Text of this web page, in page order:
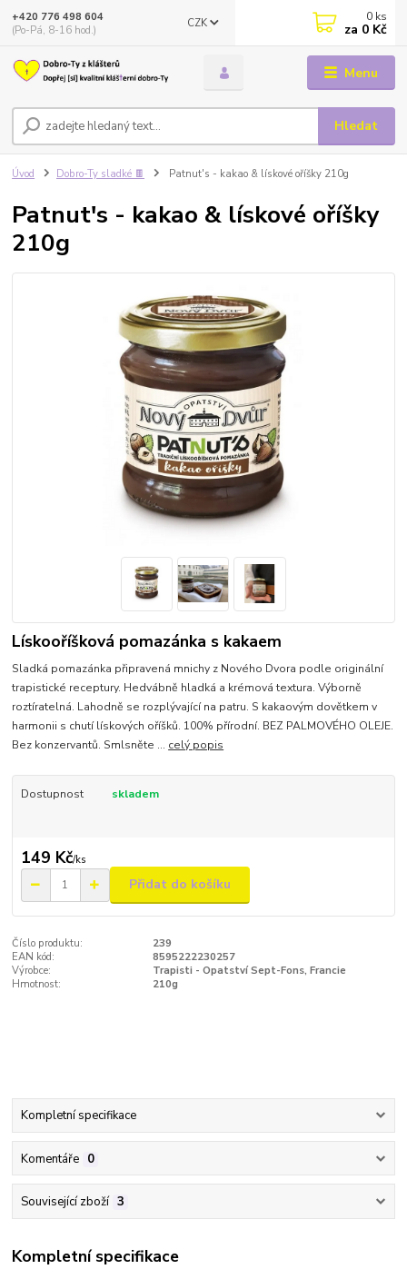
Menu
CZK
Hledat
+420 776 498 604
(Po-Pá, 8-16 hod.)
0 ks
za 0 Kč
Úvod Dobro-Ty sladké 🍫 Patnut's - kakao & lískové oříšky 210g
Patnut's - kakao & lískové oříšky
210g
Lískooříšková pomazánka s kakaem
Sladká pomazánka připravená mnichy z Nového Dvora podle originální
trapistické receptury. Hedvábně hladká a krémová textura. Výborně
roztíratelná. Lahodně se rozplývající na patru. S kakaovým dovětkem v
harmonii s chutí lískových oříšků. 100% přírodní. BEZ PALMOVÉHO OLEJE.
Bez konzervantů. Smlsněte ... celý popis
Dostupnost skladem
149 Kč/ks
Přidat do košíku
Číslo produktu:
239
EAN kód:
8595222230257
Výrobce:
Trapisti - Opatství Sept-Fons, Francie
Hmotnost:
210g
Kompletní specifikace
Komentáře 0
Související zboží 3
Kompletní specifikace